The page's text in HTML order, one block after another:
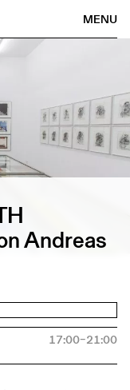
MENU
Andreas
17:00–21:00